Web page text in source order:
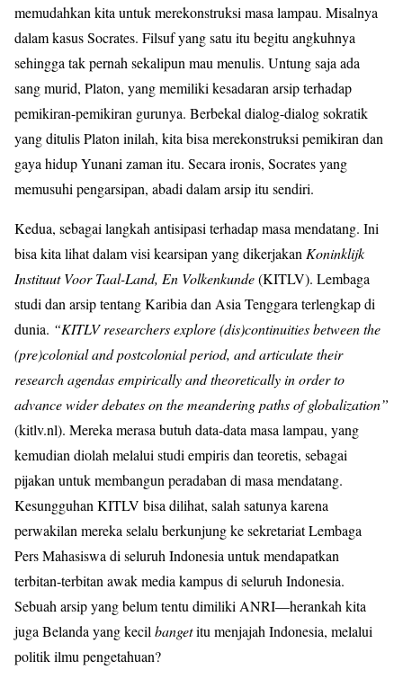
memudahkan kita untuk merekonstruksi masa lampau. Misalnya
dalam kasus Socrates. Filsuf yang satu itu begitu angkuhnya
sehingga tak pernah sekalipun mau menulis. Untung saja ada
sang murid, Platon, yang memiliki kesadaran arsip terhadap
pemikiran-pemikiran gurunya. Berbekal dialog-dialog sokratik
yang ditulis Platon inilah, kita bisa merekonstruksi pemikiran dan
gaya hidup Yunani zaman itu. Secara ironis, Socrates yang
memusuhi pengarsipan, abadi dalam arsip itu sendiri.
Kedua, sebagai langkah antisipasi terhadap masa mendatang. Ini
bisa kita lihat dalam visi kearsipan yang dikerjakanKoninklijk
Instituut Voor Taal-Land, En Volkenkunde(KITLV). Lembaga
studi dan arsip tentang Karibia dan Asia Tenggara terlengkap di
dunia. “KITLV researchers explore (dis)continuities between the
(pre)colonial and postcolonial period, and articulate their
research agendas empirically and theoretically in order to
advance wider debates on the meandering paths of globalization”
(kitlv.nl). Mereka merasa butuh data-data masa lampau, yang
kemudian diolah melalui studi empiris dan teoretis, sebagai
pijakan untuk membangun peradaban di masa mendatang.
Kesungguhan KITLV bisa dilihat, salah satunya karena
perwakilan mereka selalu berkunjung ke sekretariat Lembaga
Pers Mahasiswa di seluruh Indonesia untuk mendapatkan
terbitan-terbitan awak media kampus di seluruh Indonesia.
Sebuah arsip yang belum tentu dimiliki ANRI—herankah kita
juga Belanda yang kecilbangetitu menjajah Indonesia, melalui
politik ilmu pengetahuan?